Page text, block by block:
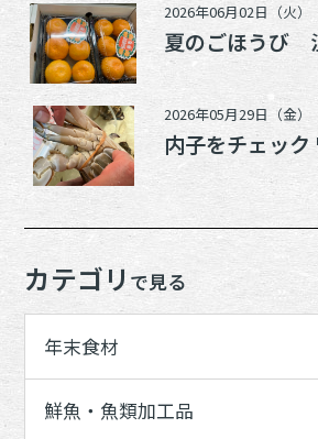
2026年06月02日（火）
夏のごほうび
2026年05月29日（金）
内子をチェック
カテゴリ で見る
年末食材
鮮魚・魚類加工品